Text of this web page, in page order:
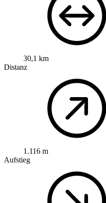
30,1 km
Distanz
1.116 m
Aufstieg